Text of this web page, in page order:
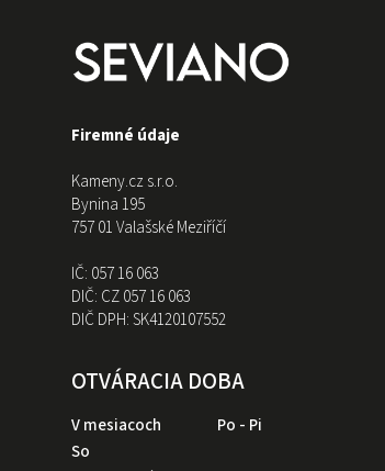
Firemné údaje
Kameny.cz s.r.o.
Bynina 195
757 01 Valašské Meziříčí
IČ: 057 16 063
DIČ: CZ 057 16 063
DIČ DPH:SK4120107552
OTVÁRACIA DOBA
V mesiacoch
Po - Pi
So